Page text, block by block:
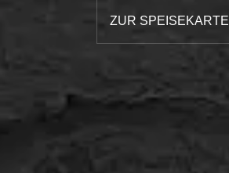
ZUR SPEISEKARTE